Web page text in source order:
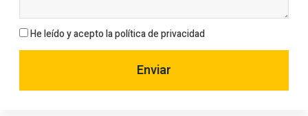
He leído y acepto la política de privacidad
Enviar